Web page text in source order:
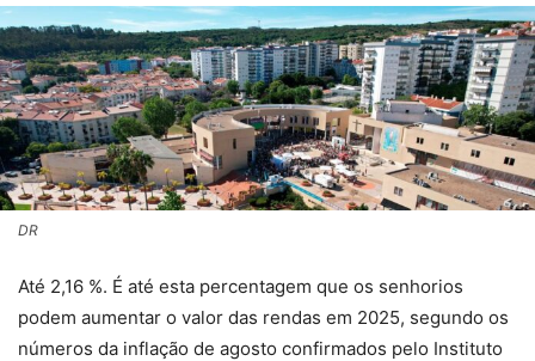
DR
Até 2,16 %. É até esta percentagem que os senhorios
podem aumentar o valor das rendas em 2025, segundo os
números da inflação de agosto confirmados pelo Instituto